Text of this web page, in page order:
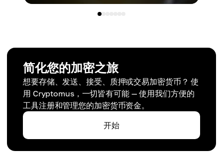
简化您的加密之旅
想要存储、发送、接受、质押或交易加密货币？ 使
用 Cryptomus，一切皆有可能 — 使用我们方便的
工具注册和管理您的加密货币资金。
开始